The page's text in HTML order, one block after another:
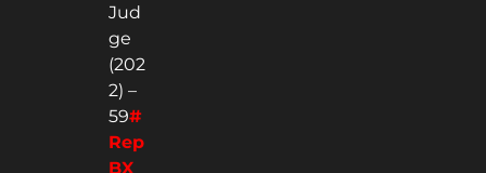
Jud
ge
(202
2) –
59#
Rep
BX